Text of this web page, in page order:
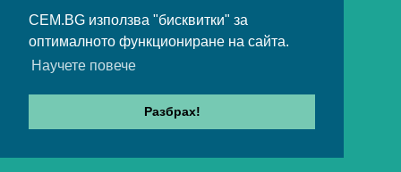
CEM.BG използва "бисквитки" за
оптималното функциониране на сайта.
Научете повече
Разбрах!
Открито управление
Лицензии и регистрации
Декларация за достъпност
Регистър декларации
Как да стигнем до СЕМ
Карта на сайта